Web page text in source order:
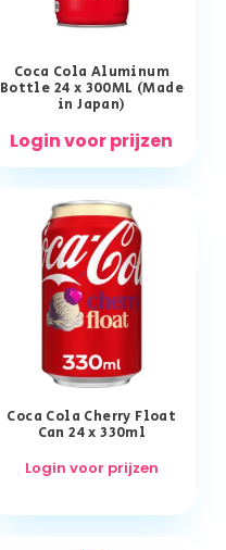
Coca Cola Aluminum
Bottle 24 x 300ML (Made
in Japan)
Login voor prijzen
Coca Cola Cherry Float
Can 24 x 330ml
Login voor prijzen